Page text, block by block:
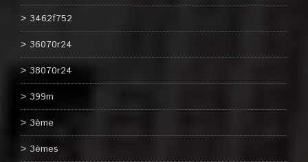
3462f752
36070r24
38070r24
399m
3ème
3èmes